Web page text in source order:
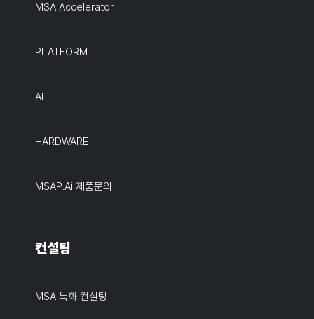
MSA Accelerator
PLATFORM
AI
HARDWARE
MSAP.ai 제품문의
컨설팅
MSA 특화 컨설팅